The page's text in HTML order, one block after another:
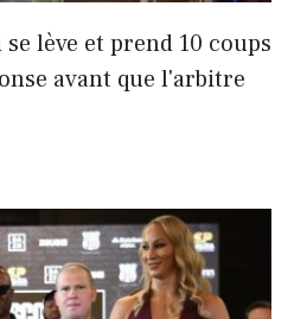
lève et prend 10 coups
avant que l'arbitre